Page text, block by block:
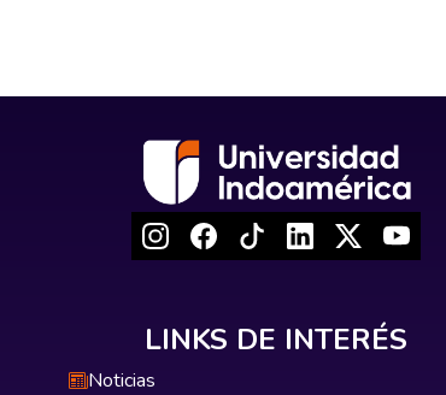
LINKS DE INTERÉS
Noticias